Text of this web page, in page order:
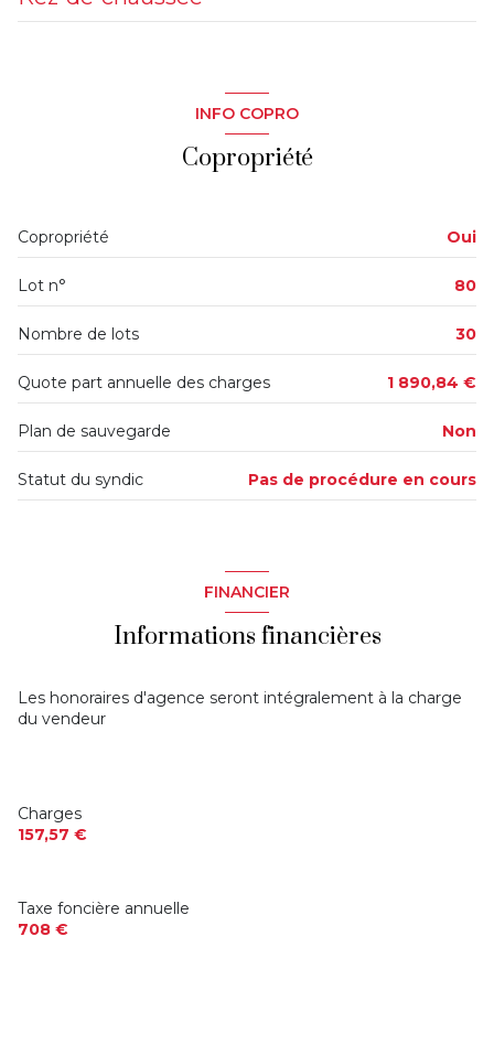
INFO COPRO
Copropriété
Copropriété Oui
Lot n° 80
Nombre de lots 30
Quote part annuelle des charges 1 890,84 €
Plan de sauvegarde Non
Statut du syndic Pas de procédure en cours
FINANCIER
Informations financières
Les honoraires d'agence seront intégralement à la charge
du vendeur
Charges
157,57 €
Taxe foncière annuelle
708 €